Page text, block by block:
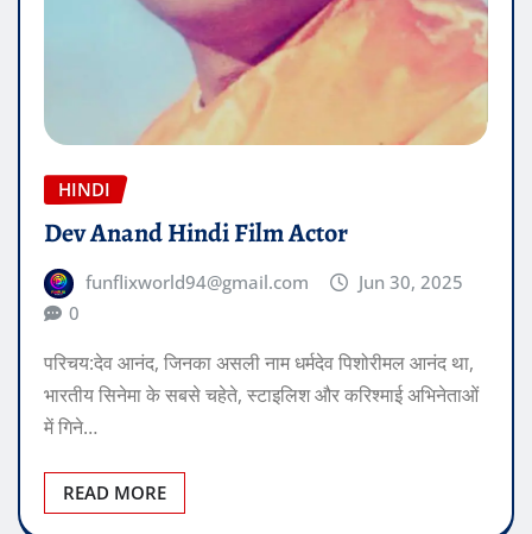
HINDI
Dev Anand Hindi Film Actor
funflixworld94@gmail.com
Jun 30, 2025
0
परिचय:देव आनंद, जिनका असली नाम धर्मदेव पिशोरीमल आनंद था,
भारतीय सिनेमा के सबसे चहेते, स्टाइलिश और करिश्माई अभिनेताओं
में गिने…
READ MORE